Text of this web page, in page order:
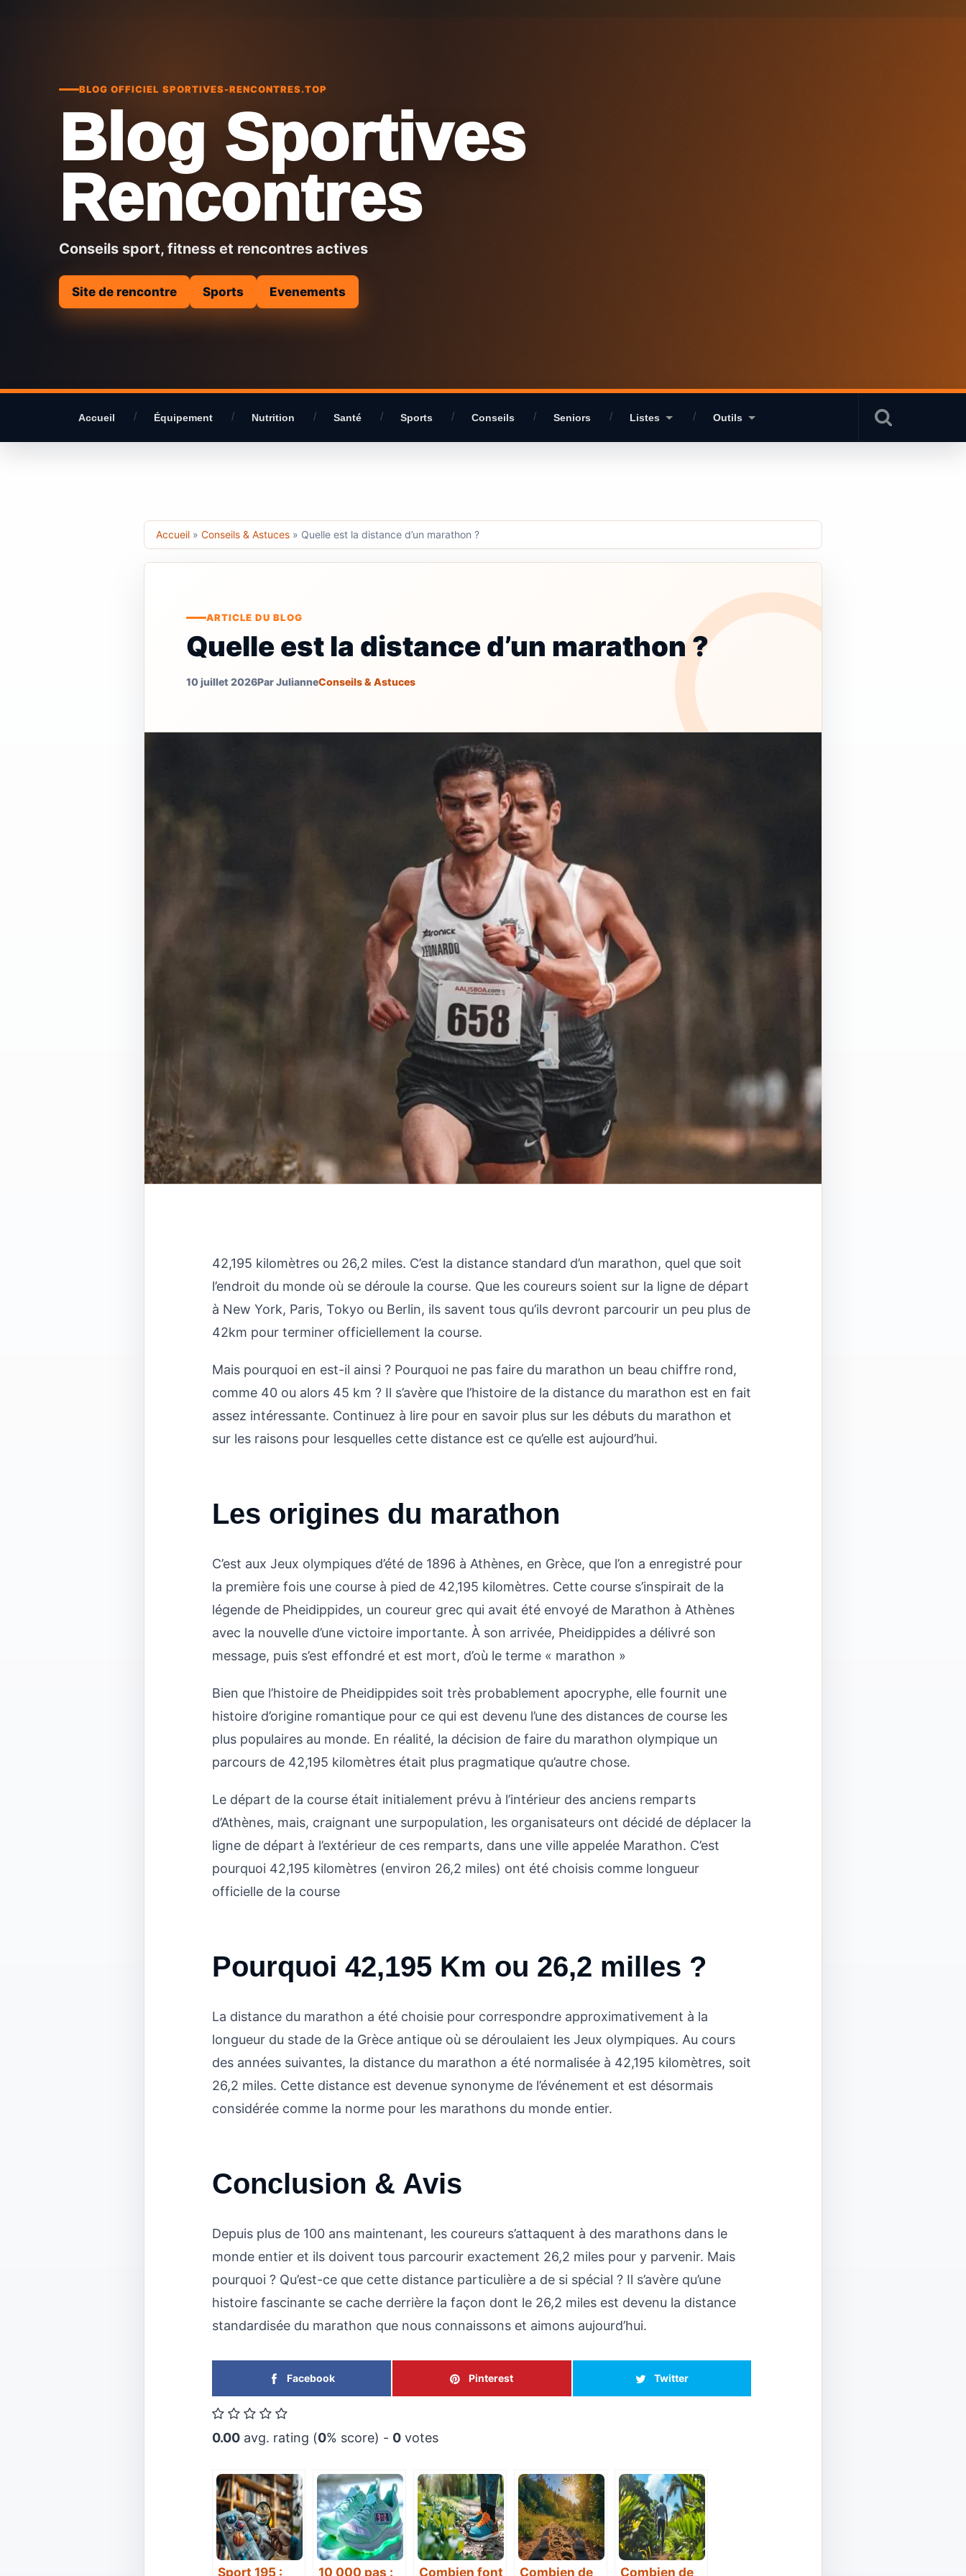
BLOG OFFICIEL SPORTIVES-RENCONTRES.TOP
Blog Sportives
Rencontres
Conseils sport, fitness et rencontres actives
Site de rencontre Sports Evenements
Accueil Équipement Nutrition Santé Sports Conseils Seniors Listes Outils
Accueil » Conseils & Astuces » Quelle est la distance d’un marathon ?
ARTICLE DU BLOG
Quelle est la distance d’un marathon ?
10 juillet 2026Par JulianneConseils & Astuces
42,195 kilomètres ou 26,2 miles. C’est la distance standard d’un marathon, quel que soit
l’endroit du monde où se déroule la course. Que les coureurs soient sur la ligne de départ
à New York, Paris, Tokyo ou Berlin, ils savent tous qu’ils devront parcourir un peu plus de
42km pour terminer officiellement la course.
Mais pourquoi en est-il ainsi ? Pourquoi ne pas faire du marathon un beau chiffre rond,
comme 40 ou alors 45 km ? Il s’avère que l’histoire de la distance du marathon est en fait
assez intéressante. Continuez à lire pour en savoir plus sur les débuts du marathon et
sur les raisons pour lesquelles cette distance est ce qu’elle est aujourd’hui.
Les origines du marathon
C’est aux Jeux olympiques d’été de 1896 à Athènes, en Grèce, que l’on a enregistré pour
la première fois une course à pied de 42,195 kilomètres. Cette course s’inspirait de la
légende de Pheidippides, un coureur grec qui avait été envoyé de Marathon à Athènes
avec la nouvelle d’une victoire importante. À son arrivée, Pheidippides a délivré son
message, puis s’est effondré et est mort, d’où le terme « marathon »
Bien que l’histoire de Pheidippides soit très probablement apocryphe, elle fournit une
histoire d’origine romantique pour ce qui est devenu l’une des distances de course les
plus populaires au monde. En réalité, la décision de faire du marathon olympique un
parcours de 42,195 kilomètres était plus pragmatique qu’autre chose.
Le départ de la course était initialement prévu à l’intérieur des anciens remparts
d’Athènes, mais, craignant une surpopulation, les organisateurs ont décidé de déplacer la
ligne de départ à l’extérieur de ces remparts, dans une ville appelée Marathon. C’est
pourquoi 42,195 kilomètres (environ 26,2 miles) ont été choisis comme longueur
officielle de la course
Pourquoi42,195 Km ou 26,2 milles ?
La distance du marathon a été choisie pour correspondre approximativement à la
longueur du stade de la Grèce antique où se déroulaient les Jeux olympiques. Au cours
des années suivantes, la distance du marathon a été normalisée à 42,195 kilomètres, soit
26,2 miles. Cette distance est devenue synonyme de l’événement et est désormais
considérée comme la norme pour les marathons du monde entier.
Conclusion & Avis
Depuis plus de 100 ans maintenant, les coureurs s’attaquent à des marathons dans le
monde entier et ils doivent tous parcourir exactement 26,2 miles pour y parvenir. Mais
pourquoi ? Qu’est-ce que cette distance particulière a de si spécial ? Il s’avère qu’une
histoire fascinante se cache derrière la façon dont le 26,2 miles est devenu la distance
standardisée du marathon que nous connaissons et aimons aujourd’hui.
Facebook Pinterest Twitter
0.00 avg. rating (0% score) - 0 votes
Sport 195 : 10 000 pas : Combien font Combien de Combien de